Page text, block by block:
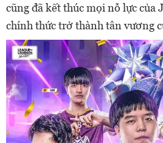
cũng đã kết thúc mọi nỗ lực của
chính thức trở thành tân vương